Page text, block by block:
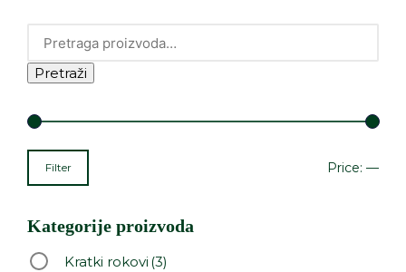
Pretraži
Filter Price: —
Kategorije proizvoda
Kratki rokovi (3)